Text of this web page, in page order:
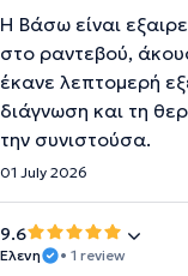
Η Βάσω είναι
στο ραντεβού,
έκανε λεπτομερή
διάγνωση και τη
την συνιστούσα.
01 July 2026
9.6
Ελενη • 1 review